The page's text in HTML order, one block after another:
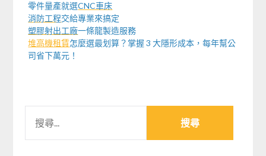
零件量產就選CNC車床
消防工程交給專業來搞定
塑膠射出工廠一條龍製造服務
堆高機租賃怎麼選最划算？掌握 3 大隱形成本，每年幫公
司省下萬元！
關